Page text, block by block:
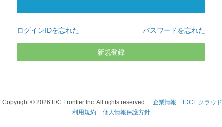
ログインIDを忘れた パスワードを忘れた
新規登録
Copyright © 2026 IDC Frontier Inc. All rights reserved. 企業情報
IDCF クラウド
利用規約
個人情報保護方針